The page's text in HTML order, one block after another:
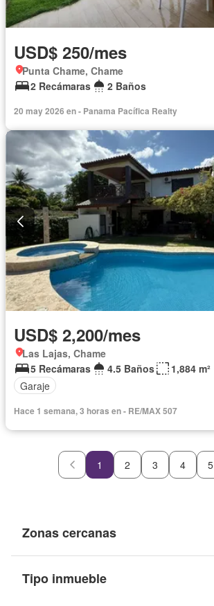
USD$ 250/mes
Punta Chame, Chame
2 Recámaras
2 Baños
20 may 2026 en - Panama Pacífica Realty
USD$ 2,200/mes
Las Lajas, Chame
5 Recámaras
4.5 Baños
1,884 m²
Garaje
Hace 1 semana, 3 horas en - RE/MAX 507
1 2 3 4 5
Zonas cercanas
Tipo inmueble